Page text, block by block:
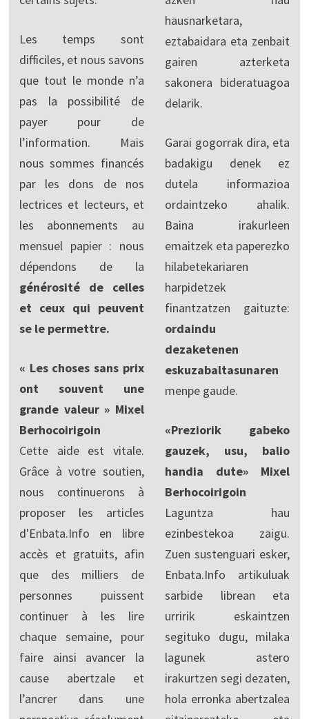
Les temps sont
difficiles, et nous savons
que tout le monde n’a
pas la possibilité de
payer pour de
l’information. Mais
nous sommes financés
par les dons de nos
lectrices et lecteurs, et
les abonnements au
mensuel papier : nous
dépendons de la
générosité de celles
et ceux qui peuvent
se le permettre.
« Les choses sans prix
ont souvent une
grande valeur » Mixel
Berhocoirigoin
Cette aide est vitale.
Grâce à votre soutien,
nous continuerons à
proposer les articles
d'Enbata.Info en libre
accès et gratuits, afin
que des milliers de
personnes puissent
continuer à les lire
chaque semaine, pour
faire ainsi avancer la
cause abertzale et
l’ancrer dans une
hausnarketara,
eztabaidara eta zenbait
gairen azterketa
sakonera bideratuagoa
delarik.
Garai gogorrak dira, eta
badakigu denek ez
dutela informazioa
ordaintzeko ahalik.
Baina irakurleen
emaitzek eta paperezko
hilabetekariaren
harpidetzek
finantzatzen gaituzte:
ordaindu
dezaketenen
eskuzabaltasunaren
menpe gaude.
«Preziorik gabeko
gauzek, usu, balio
handia dute» Mixel
Berhocoirigoin
Laguntza hau
ezinbestekoa zaigu.
Zuen sustenguari esker,
Enbata.Info artikuluak
sarbide librean eta
urririk eskaintzen
segituko dugu, milaka
lagunek astero
irakurtzen segi dezaten,
hola erronka abertzalea